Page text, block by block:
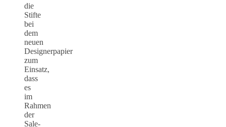
die
Stifte
bei
dem
neuen
Designerpapier
zum
Einsatz,
dass
es
im
Rahmen
der
Sale-